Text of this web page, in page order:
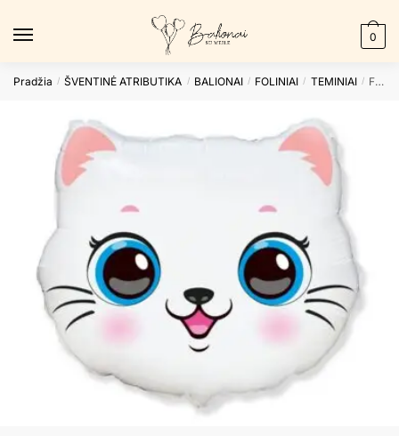
0
Pradžia / ŠVENTINĖ ATRIBUTIKA / BALIONAI / FOLINIAI / TEMINIAI / Folinis balionas CAT HEAD nepakuotas